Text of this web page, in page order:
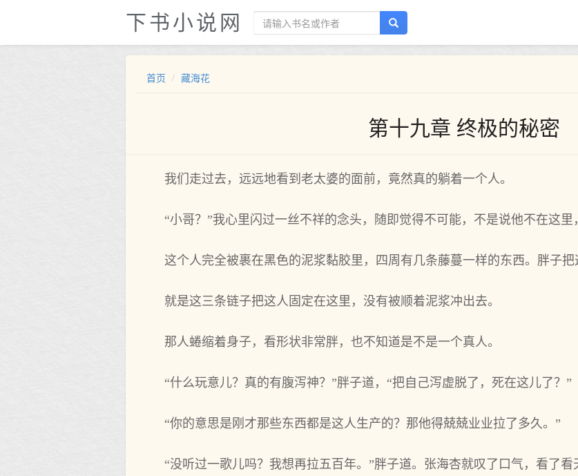
下书小说网
首页 藏海花
第十九章 终极的秘密
我们走过去，远远地看到老太婆的面前，竟然真的躺着一个人。
“小哥？”我心里闪过一丝不祥的念头，随即觉得不可能，不是说他不在这里
这个人完全被裹在黑色的泥浆黏胶里，四周有几条藤蔓一样的东西。胖子把
就是这三条链子把这人固定在这里，没有被顺着泥浆冲出去。
那人蜷缩着身子，看形状非常胖，也不知道是不是一个真人。
“什么玩意儿？真的有腹泻神？”胖子道，“把自己泻虚脱了，死在这儿了？”
“你的意思是刚才那些东西都是这人生产的？那他得兢兢业业拉了多久。”
“没听过一歌儿吗？我想再拉五百年。”胖子道。张海杏就叹了口气，看了看